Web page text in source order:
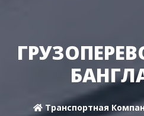
Транспортная